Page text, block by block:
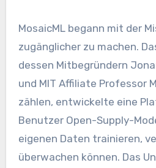
MosaicML begann mit der
zugänglicher zu machen.
dessen Mitbegründern
und MIT Affiliate Professor
zählen, entwickelte eine
Benutzer Open-Supply-
eigenen Daten trainieren,
überwachen können. Das